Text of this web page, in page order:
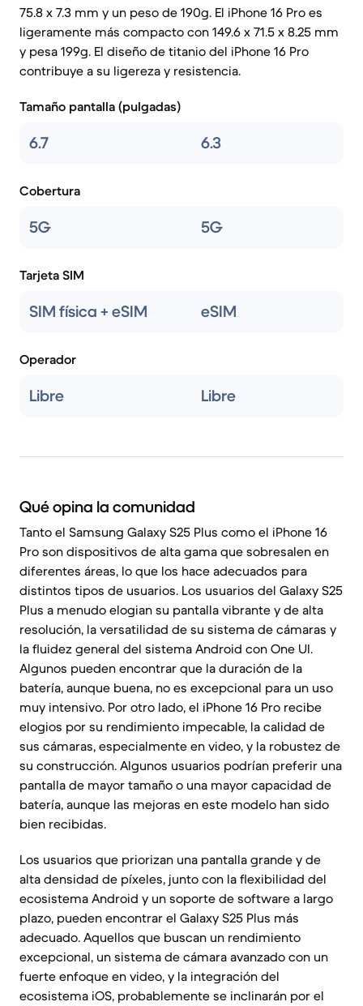
75.8 x 7.3 mm y un peso de 190g. El iPhone 16 Pro es
ligeramente más compacto con 149.6 x 71.5 x 8.25 mm
y pesa 199g. El diseño de titanio del iPhone 16 Pro
contribuye a su ligereza y resistencia.
Tamaño pantalla (pulgadas)
6.7 6.3
Cobertura
5G 5G
Tarjeta SIM
SIM física + eSIM eSIM
Operador
Libre Libre
Qué opina la comunidad
Tanto el Samsung Galaxy S25 Plus como el iPhone 16
Pro son dispositivos de alta gama que sobresalen en
diferentes áreas, lo que los hace adecuados para
distintos tipos de usuarios. Los usuarios del Galaxy S25
Plus a menudo elogian su pantalla vibrante y de alta
resolución, la versatilidad de su sistema de cámaras y
la fluidez general del sistema Android con One UI.
Algunos pueden encontrar que la duración de la
batería, aunque buena, no es excepcional para un uso
muy intensivo. Por otro lado, el iPhone 16 Pro recibe
elogios por su rendimiento impecable, la calidad de
sus cámaras, especialmente en video, y la robustez de
su construcción. Algunos usuarios podrían preferir una
pantalla de mayor tamaño o una mayor capacidad de
batería, aunque las mejoras en este modelo han sido
bien recibidas.
Los usuarios que priorizan una pantalla grande y de
alta densidad de píxeles, junto con la flexibilidad del
ecosistema Android y un soporte de software a largo
plazo, pueden encontrar el Galaxy S25 Plus más
adecuado. Aquellos que buscan un rendimiento
excepcional, un sistema de cámara avanzado con un
fuerte enfoque en video, y la integración del
ecosistema iOS, probablemente se inclinarán por el